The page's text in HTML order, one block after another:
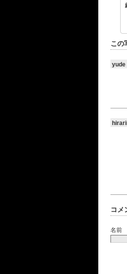
この
yude
コメ
名前